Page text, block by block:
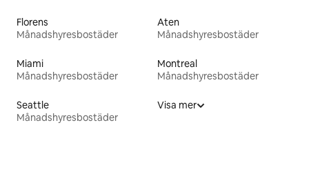
Florens
Månadshyresbostäder
Aten
Månadshyresbostäder
Miami
Månadshyresbostäder
Montreal
Månadshyresbostäder
Seattle
Månadshyresbostäder
Visa mer